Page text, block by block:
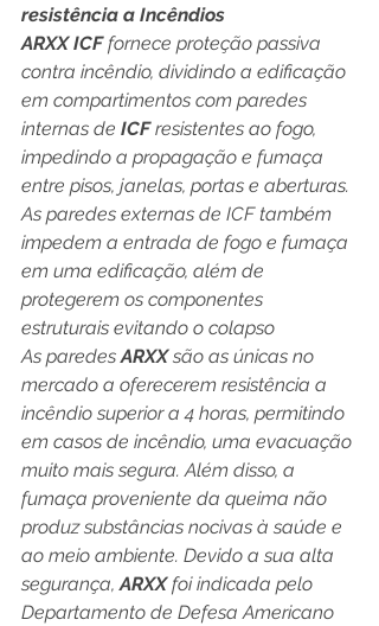
resistência a Incêndios
ARXX ICF fornece proteção passiva
contra incêndio, dividindo a edificação
em compartimentos com paredes
internas de ICF resistentes ao fogo,
impedindo a propagação e fumaça
entre pisos, janelas, portas e aberturas.
As paredes externas de ICF também
impedem a entrada de fogo e fumaça
em uma edificação, além de
protegerem os componentes
estruturais evitando o colapso
As paredes ARXX são as únicas no
mercado a oferecerem resistência a
incêndio superior a 4 horas, permitindo
em casos de incêndio, uma evacuação
muito mais segura. Além disso, a
fumaça proveniente da queima não
produz substâncias nocivas à saúde e
ao meio ambiente. Devido a sua alta
segurança, ARXX foi indicada pelo
Departamento de Defesa Americano